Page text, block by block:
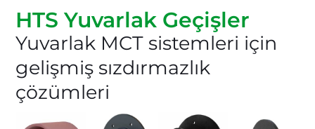
HTS Yuvarlak Geçişler
Yuvarlak MCT sistemleri için
gelişmiş sızdırmazlık
çözümleri